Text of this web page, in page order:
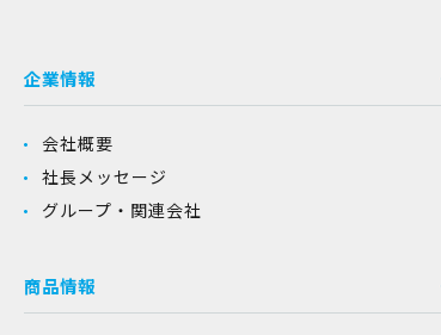
企業情報
会社概要
社長メッセージ
グループ・関連会社
商品情報